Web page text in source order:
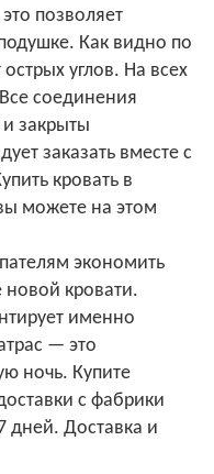
позволяет
Как видно по
углов. На всех
соединения
закрыты
заказать вместе с
кровать в
можете на этом
экономить
новой кровати.
именно
— это
ночь. Купите
с фабрики
дней. Доставка и